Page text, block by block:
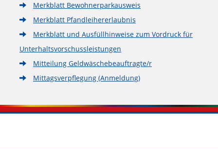
Merkblatt Bewohnerparkausweis
Merkblatt Pfandleihererlaubnis
Merkblatt und Ausfüllhinweise zum Vordruck für
Unterhaltsvorschussleistungen
Mitteilung Geldwäschebeauftragte/r
Mittagsverpflegung (Anmeldung)